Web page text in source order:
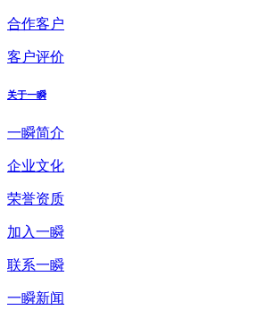
合作客户
客户评价
关于一瞬
一瞬简介
企业文化
荣誉资质
加入一瞬
联系一瞬
一瞬新闻